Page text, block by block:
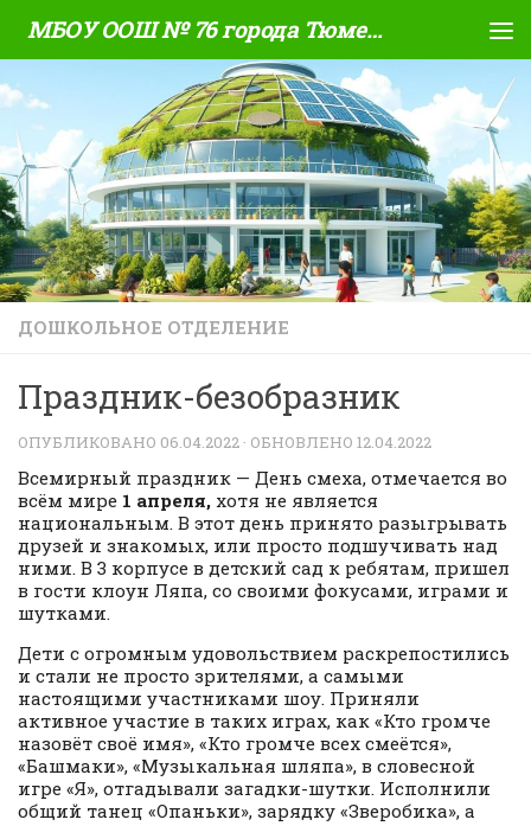
Skip to content МБОУ ООШ № 76 города Тюмени
ДОШКОЛЬНОЕ ОТДЕЛЕНИЕ
Праздник-безобразник
ОПУБЛИКОВАНО 06.04.2022 · ОБНОВЛЕНО 12.04.2022
Всемирный праздник — День смеха, отмечается во
всём мире 1 апреля, хотя не является
национальным. В этот день принято разыгрывать
друзей и знакомых, или просто подшучивать над
ними. В 3 корпусе в детский сад к ребятам, пришел
в гости клоун Ляпа, со своими фокусами, играми и
шутками.
Дети с огромным удовольствием раскрепостились
и стали не просто зрителями, а самыми
настоящими участниками шоу. Приняли
активное участие в таких играх, как «Кто громче
назовёт своё имя», «Кто громче всех смеётся»,
«Башмаки», «Музыкальная шляпа», в словесной
игре «Я», отгадывали загадки-шутки. Исполнили
общий танец «Опаньки», зарядку «Зверобика», а